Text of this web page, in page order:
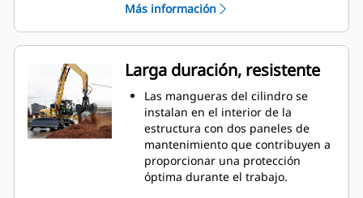
producción con la apertura de
valva ancha para la manipulación
de materiales.
La potente fuerza de cierre de las
valvas de la pinza, combinada con
la rapidez de la apertura y el
cierre, ayuda a acortar los tiempos
de ciclo y centrarse en la tarea
para mover más toneladas por
hora.
Cat PL161 Attachment Locator es
Más información
Larga duración, resistente
Las mangueras del cilindro se
instalan en el interior de la
estructura con dos paneles de
mantenimiento que contribuyen a
proporcionar una protección
óptima durante el trabajo.